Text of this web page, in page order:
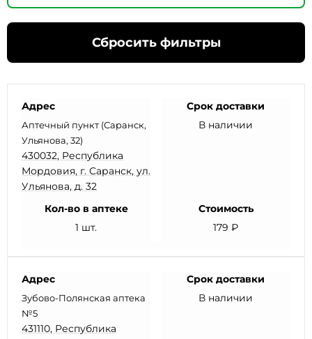
Сбросить фильтры
Адрес
Аптечный пункт (Саранск,
Ульянова, 32)
430032, Республика
Мордовия, г. Саранск, ул.
Ульянова, д. 32
Срок доставки
В наличии
Кол-во в аптеке
1 шт.
Стоимость
179 ₽
Адрес
Зубово-Полянская аптека
№5
431110, Республика
Срок доставки
В наличии